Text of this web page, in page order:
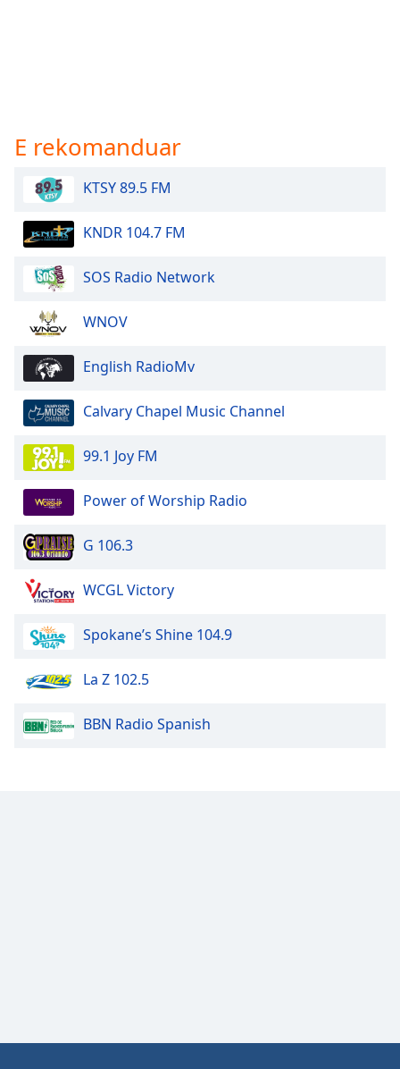
E rekomanduar
KTSY 89.5 FM
KNDR 104.7 FM
SOS Radio Network
WNOV
English RadioMv
Calvary Chapel Music Channel
99.1 Joy FM
Power of Worship Radio
G 106.3
WCGL Victory
Spokane’s Shine 104.9
La Z 102.5
BBN Radio Spanish